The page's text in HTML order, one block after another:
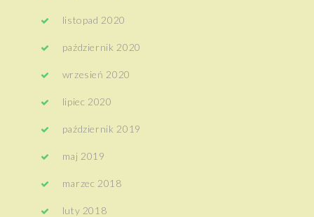
listopad 2020
październik 2020
wrzesień 2020
lipiec 2020
październik 2019
maj 2019
marzec 2018
luty 2018